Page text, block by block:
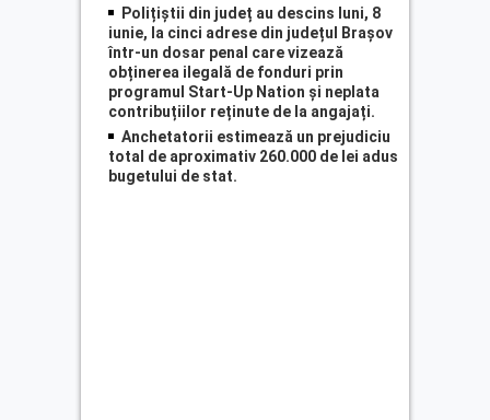
Polițiștii din județ au descins luni, 8
iunie, la cinci adrese din județul Brașov
într-un dosar penal care vizează
obținerea ilegală de fonduri prin
programul Start-Up Nation și neplata
contribuțiilor reținute de la angajați.
Anchetatorii estimează un prejudiciu
total de aproximativ 260.000 de lei adus
bugetului de stat.